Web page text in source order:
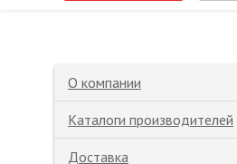
О компании
Каталоги производителей
Доставка